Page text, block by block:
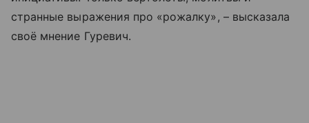
странные выражения про «рожалку», – высказала
своё мнение Гуревич.